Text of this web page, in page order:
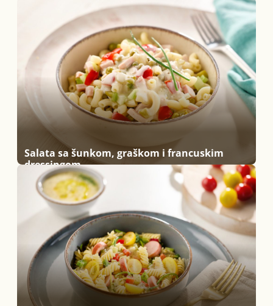
Salata sa šunkom, graškom i francuskim
dressingom